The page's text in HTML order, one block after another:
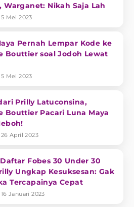
Warganet: Nikah Saja Lah
5 Mei 2023
Pernah Lempar Kode ke
Bouttier soal Jodoh Lewat
5 Mei 2023
Prilly Latuconsina,
Bouttier Pacari Luna Maya
26 April 2023
Fobes 30 Under 30
Ungkap Kesuksesan: Gak
Tercapainya Cepat
16 Januari 2023